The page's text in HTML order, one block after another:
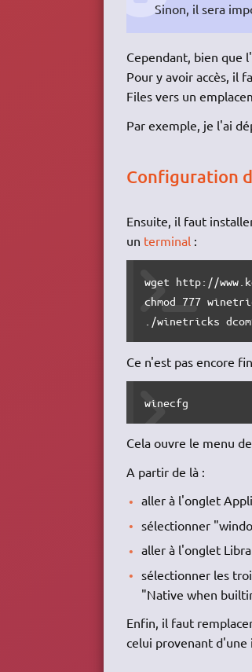
Sinon, il sera
Cependant, bien que
Pour y avoir accès, il
Files vers un
Par exemple, je l'ai
Configuration
Ensuite, il faut
un terminal :
wget http://
chmod 777
./winetricks
Ce n'est pas encore
winecfg
Cela ouvre le menu
A partir de là :
aller à l'onglet
sélectionner
aller à l'onglet
sélectionner les
"Native when
Enfin, il faut
celui provenant d'une